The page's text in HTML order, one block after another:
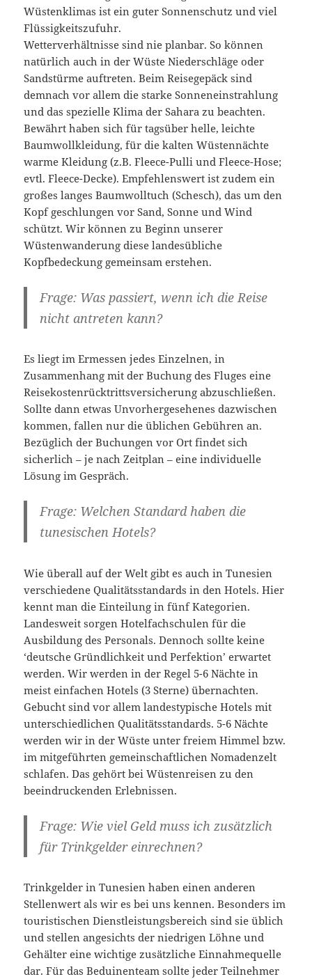
Wüstenklimas ist ein guter Sonnenschutz und viel
Flüssigkeitszufuhr.
Wetterverhältnisse sind nie planbar. So können
natürlich auch in der Wüste Niederschläge oder
Sandstürme auftreten. Beim Reisegepäck sind
demnach vor allem die starke Sonneneinstrahlung
und das spezielle Klima der Sahara zu beachten.
Bewährt haben sich für tagsüber helle, leichte
Baumwollkleidung, für die kalten Wüstennächte
warme Kleidung (z.B. Fleece-Pulli und Fleece-Hose;
evtl. Fleece-Decke). Empfehlenswert ist zudem ein
großes langes Baumwolltuch (Schesch), das um den
Kopf geschlungen vor Sand, Sonne und Wind
schützt. Wir können zu Beginn unserer
Wüstenwanderung diese landesübliche
Kopfbedeckung gemeinsam erstehen.
Frage: Was passiert, wenn ich die Reise
nicht antreten kann?
Es liegt im Ermessen jedes Einzelnen, in
Zusammenhang mit der Buchung des Fluges eine
Reisekostenrücktrittsversicherung abzuschließen.
Sollte dann etwas Unvorhergesehenes dazwischen
kommen, fallen nur die üblichen Gebühren an.
Bezüglich der Buchungen vor Ort findet sich
sicherlich – je nach Zeitplan – eine individuelle
Lösung im Gespräch.
Frage: Welchen Standard haben die
tunesischen Hotels?
Wie überall auf der Welt gibt es auch in Tunesien
verschiedene Qualitätsstandards in den Hotels. Hier
kennt man die Einteilung in fünf Kategorien.
Landesweit sorgen Hotelfachschulen für die
Ausbildung des Personals. Dennoch sollte keine
‘deutsche Gründlichkeit und Perfektion’ erwartet
werden. Wir werden in der Regel 5-6 Nächte in
meist einfachen Hotels (3 Sterne) übernachten.
Gebucht sind vor allem landestypische Hotels mit
unterschiedlichen Qualitätsstandards. 5-6 Nächte
werden wir in der Wüste unter freiem Himmel bzw.
im mitgeführten gemeinschaftlichen Nomadenzelt
schlafen. Das gehört bei Wüstenreisen zu den
beeindruckenden Erlebnissen.
Frage: Wie viel Geld muss ich zusätzlich
für Trinkgelder einrechnen?
Trinkgelder in Tunesien haben einen anderen
Stellenwert als wir es bei uns kennen. Besonders im
touristischen Dienstleistungsbereich sind sie üblich
und stellen angesichts der niedrigen Löhne und
Gehälter eine wichtige zusätzliche Einnahmequelle
dar. Für das Beduinenteam sollte jeder Teilnehmer